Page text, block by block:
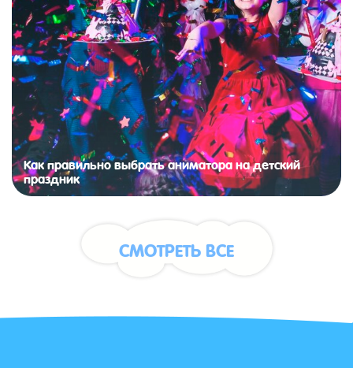
Как правильно выбрать аниматора на детский
праздник
СМОТРЕТЬ ВСЕ